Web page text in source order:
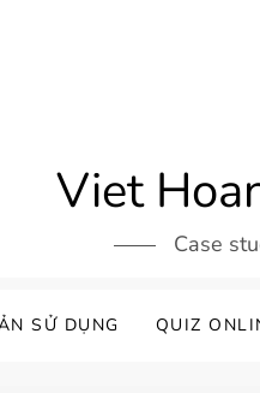
Viet
Case
SỬ DỤNG QUIZ